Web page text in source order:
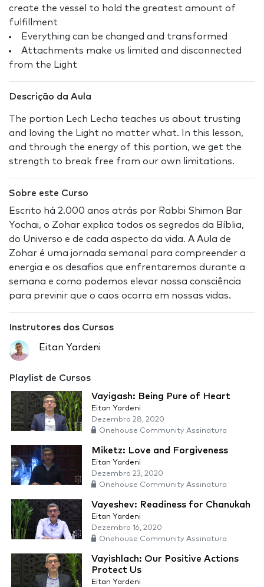
create the vessel to hold the greatest amount of
fulfillment
Everything can be changed and transformed
Attachments make us limited and disconnected
from the Light
Descrição da Aula
The portion Lech Lecha teaches us about trusting
and loving the Light no matter what. In this lesson,
and through the energy of this portion, we get the
strength to break free from our own limitations.
Sobre este Curso
Escrito há 2.000 anos atrás por Rabbi Shimon Bar
Yochai, o Zohar explica todos os segredos da Bíblia,
do Universo e de cada aspecto da vida. A Aula de
Zohar é uma jornada semanal para compreender a
energia e os desafios que enfrentaremos durante a
semana e como podemos elevar nossa consciência
para previnir que o caos ocorra em nossas vidas.
Instrutores dos Cursos
Eitan Yardeni
Playlist de Cursos
Vayigash: Being Pure of Heart
Eitan Yardeni
Dezembro 28, 2020
Onehouse Community Assinatura
Miketz: Love and Forgiveness
Eitan Yardeni
Dezembro 23, 2020
Onehouse Community Assinatura
Vayeshev: Readiness for Chanukah
Eitan Yardeni
Dezembro 16, 2020
Onehouse Community Assinatura
Vayishlach: Our Positive Actions
Protect Us
Eitan Yardeni